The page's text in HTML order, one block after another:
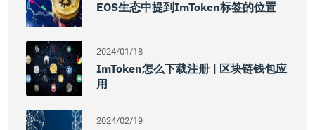
EOS生态中提到imToken标签的位置
2024/01/18
ImToken怎么下载注册 | 区块链钱包应
用
2024/02/19